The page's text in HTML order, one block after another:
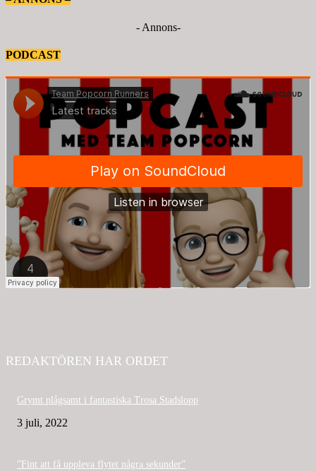
- Annons-
PODCAST
REDAKTÖREN HAR ORDET
Grymt plågsamt i fantastiska Trosa Stadslopp
3 juli, 2022
”Fint att få uppleva flytet några sekunder”